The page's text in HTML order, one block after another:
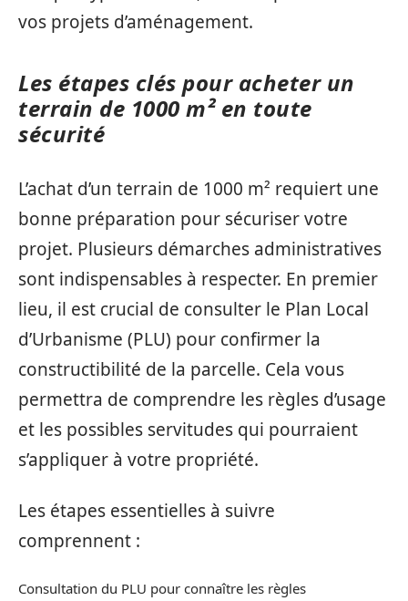
vos projets d’aménagement.
Les étapes clés pour acheter un
terrain de 1000 m² en toute
sécurité
L’achat d’un terrain de 1000 m² requiert une
bonne préparation pour sécuriser votre
projet. Plusieurs démarches administratives
sont indispensables à respecter. En premier
lieu, il est crucial de consulter le Plan Local
d’Urbanisme (PLU) pour confirmer la
constructibilité de la parcelle. Cela vous
permettra de comprendre les règles d’usage
et les possibles servitudes qui pourraient
s’appliquer à votre propriété.
Les étapes essentielles à suivre
comprennent :
Consultation du PLU pour connaître les règles